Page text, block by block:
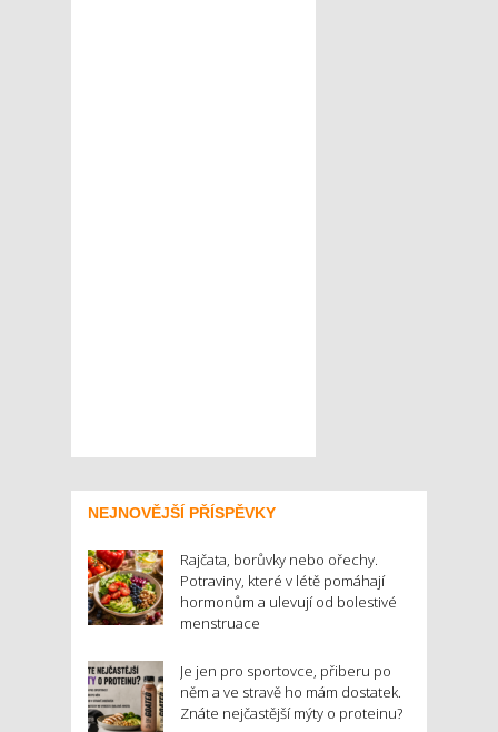
NEJNOVĚJŠÍ PŘÍSPĚVKY
Rajčata, borůvky nebo ořechy.
Potraviny, které v létě pomáhají
hormonům a ulevují od bolestivé
menstruace
Je jen pro sportovce, přiberu po
něm a ve stravě ho mám dostatek.
Znáte nejčastější mýty o proteinu?